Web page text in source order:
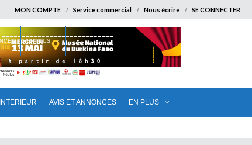
MON COMPTE Service commercial Nous écrire SE CONNECTER
AVIS ET ANNONCES EN PLUS
EN PLUS